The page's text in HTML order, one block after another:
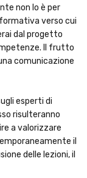
non lo è per
verso cui
dal progetto
Il frutto
comunicazione
esperti di
risulteranno
a valorizzare
il
delle lezioni, il